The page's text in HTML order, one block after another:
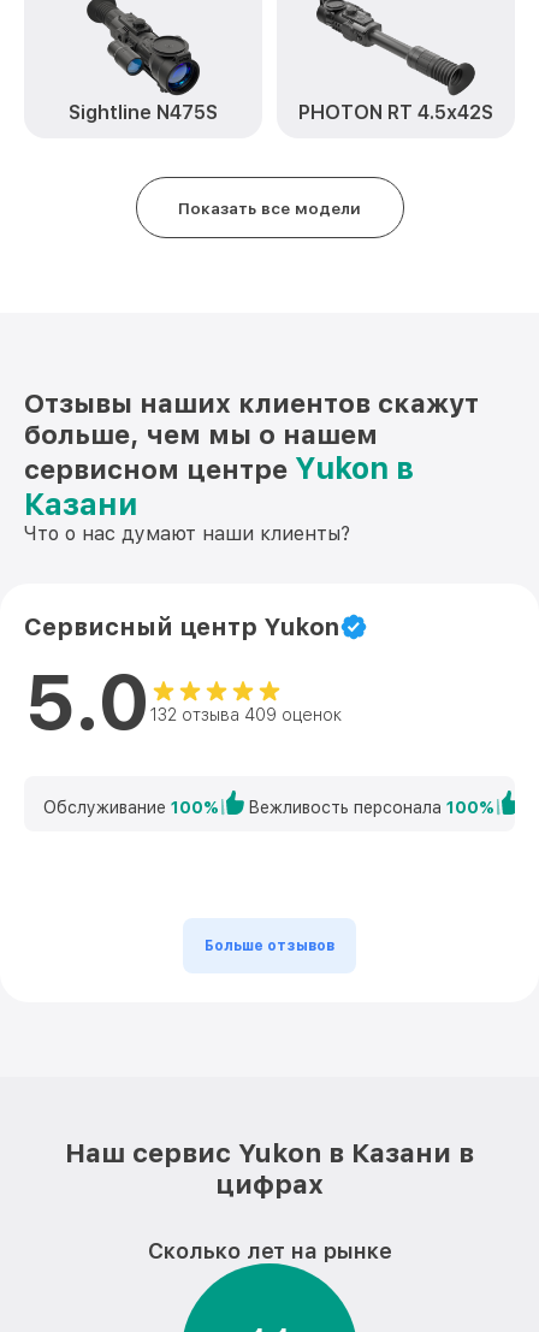
Замена дисплея (экрана) RT 6x50S
Прошивка (Обновление ПО) RT 6x50S
от 450₽
Восстановление после попадания влаги
RT 6x50S Yukon
Sightline N475S PHOTON RT 4.5x42S
Показать все модели
Отзывы наших клиентов скажут
больше, чем мы о нашем
сервисном центре Yukon в
Казани
Что о нас думают наши клиенты?
Сервисный центр Yukon
5.0 132 отзыва 409 оценок
Обслуживание 100% Вежливость персонала 100%
Больше отзывов
Наш сервис Yukon в Казани в
цифрах
Сколько лет на рынке